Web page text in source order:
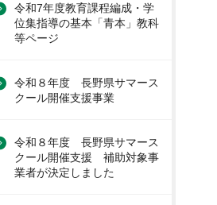
令和7年度教育課程編成・学
位集指導の基本「青本」教科
等ページ
令和８年度 長野県サマース
クール開催支援事業
令和８年度 長野県サマース
クール開催支援 補助対象事
業者が決定しました